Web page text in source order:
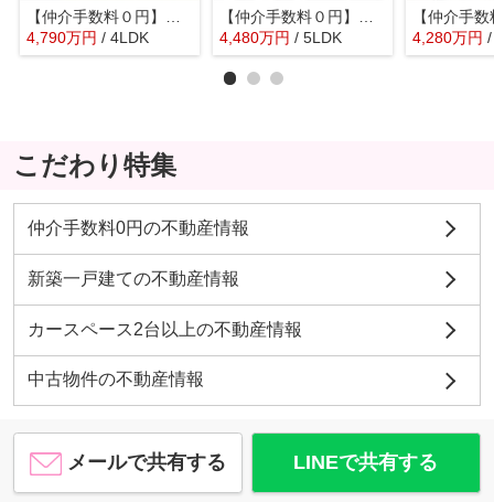
【仲介手数料０円】相模原市南区西大沼2丁目1期 新築一戸建て
4,790万円 / 4LDK
【仲介手数料０円】相模原市南区麻溝台5丁目5期 中古一戸建て
4,480万円 / 5LDK 4,280万円
こだわり特集
仲介手数料0円の不動産情報
新築一戸建ての不動産情報
カースペース2台以上の不動産情報
中古物件の不動産情報
メールで共有する LINEで共有する